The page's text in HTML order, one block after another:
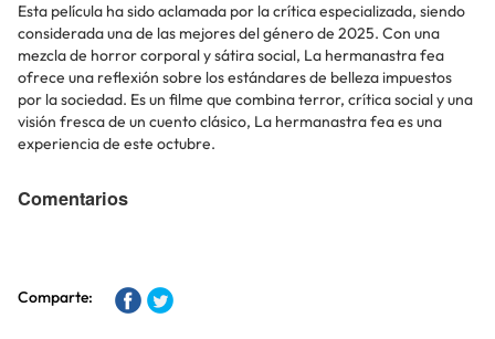
Esta película ha sido aclamada por la crítica especializada, siendo
considerada una de las mejores del género de 2025. Con una
mezcla de horror corporal y sátira social, La hermanastra fea
ofrece una reflexión sobre los estándares de belleza impuestos
por la sociedad. Es un filme que combina terror, crítica social y una
visión fresca de un cuento clásico, La hermanastra fea es una
experiencia de este octubre.
Comentarios
Comparte: